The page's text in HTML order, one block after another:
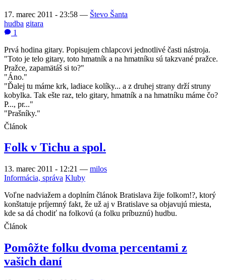
17. marec 2011 - 23:58 — Števo Šanta
hudba gitara
1
Prvá hodina gitary. Popisujem chlapcovi jednotlivé časti nástroja.
"Toto je telo gitary, toto hmatník a na hmatníku sú takzvané pražce.
Pražce, zapamätáš si to?"
"Áno."
"Ďalej tu máme krk, ladiace kolíky... a z druhej strany drží struny
kobylka. Tak ešte raz, telo gitary, hmatník a na hmatníku máme čo?
P..., pr..."
"Prašníky."
Článok
Folk v Tichu a spol.
13. marec 2011 - 12:21 — milos
Informácia, správa Kluby
Voľne nadviažem a doplním článok Bratislava žije folkom!?, ktorý
konštatuje príjemný fakt, že už aj v Bratislave sa objavujú miesta,
kde sa dá chodiť na folkovú (a folku príbuznú) hudbu.
Článok
Pomôžte folku dvoma percentami z
vašich daní